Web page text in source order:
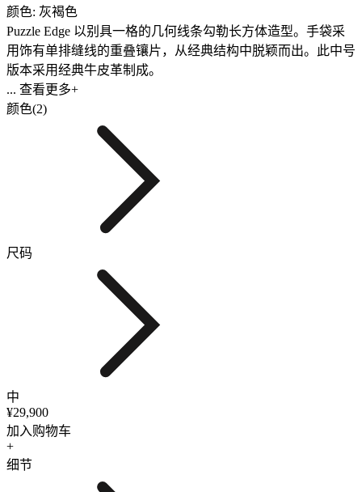
颜色: 灰褐色
Puzzle Edge 以别具一格的几何线条勾勒长方体造型。手袋采
用饰有单排缝线的重叠镶片，从经典结构中脱颖而出。此中号
版本采用经典牛皮革制成。
... 查看更多+
颜色(2)
尺码
中
¥29,900
加入购物车
+
细节